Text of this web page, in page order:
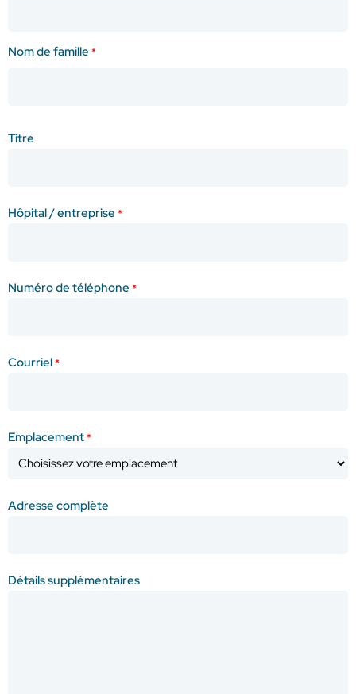
Date
Nom de famille *
Titre
Hôpital / entreprise *
Numéro de téléphone *
Courriel*
Emplacement*
Adresse complète
Détails supplémentaires